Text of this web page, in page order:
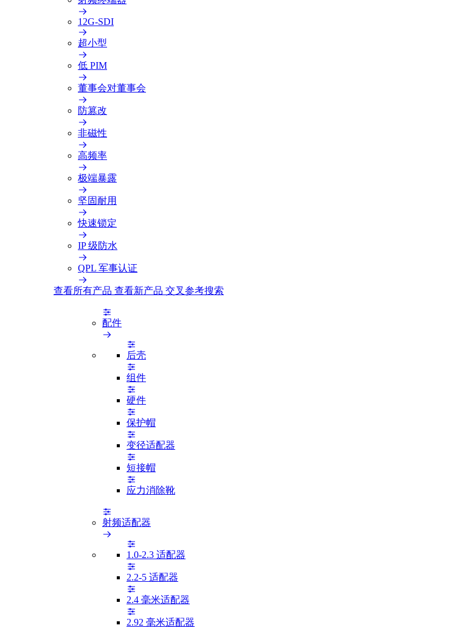
12G-SDI
超小型
低 PIM
董事会对董事会
防篡改
非磁性
高频率
极端暴露
坚固耐用
快速锁定
IP 级防水
QPL 军事认证
查看所有产品 查看新产品 交叉参考搜索
配件
后壳
组件
硬件
保护帽
变径适配器
短接帽
应力消除靴
射频适配器
1.0-2.3 适配器
2.2-5 适配器
2.4 毫米适配器
2.92 毫米适配器